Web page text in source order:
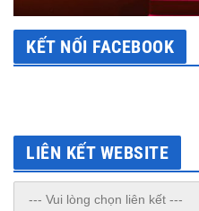
KẾT NỐI FACEBOOK
LIÊN KẾT WEBSITE